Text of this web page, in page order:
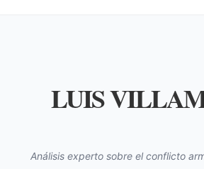
LUIS
Análisis experto sobre el conflicto